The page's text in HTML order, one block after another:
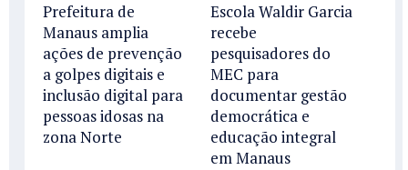
Prefeitura de
Manaus amplia
ações de prevenção
a golpes digitais e
inclusão digital para
pessoas idosas na
zona Norte
Escola Waldir Garcia
recebe
pesquisadores do
MEC para
documentar gestão
democrática e
educação integral
em Manaus